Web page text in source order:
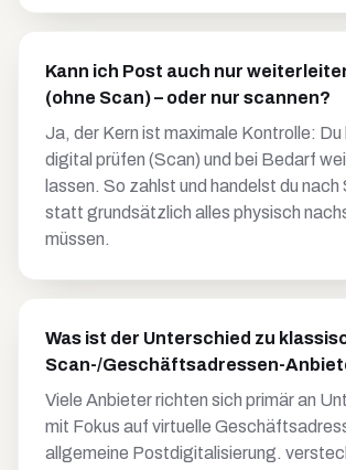
Kann ich Post auch nur
(ohne Scan) – oder nur scannen?
Ja, der Kern ist maximale Kontrolle:
digital prüfen (Scan) und bei Bedarf
lassen. So zahlst und handelst du nach
statt grundsätzlich alles physisch
müssen.
Was ist der Unterschied zu
Scan-/Geschäftsadressen-
Viele Anbieter richten sich primär an
mit Fokus auf virtuelle
allgemeine Postdigitalisierung.